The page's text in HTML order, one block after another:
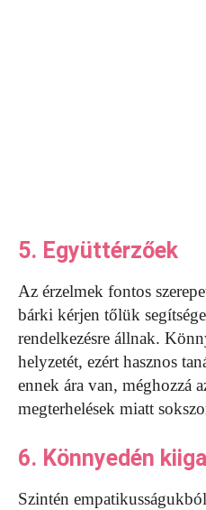
5. Együttérzőek
Az érzelmek fontos
bárki kérjen tőlük
rendelkezésre állnak.
helyzetét, ezért hasznos
ennek ára van, méghozzá
megterhelések miatt
6. Könnyedén
Szintén